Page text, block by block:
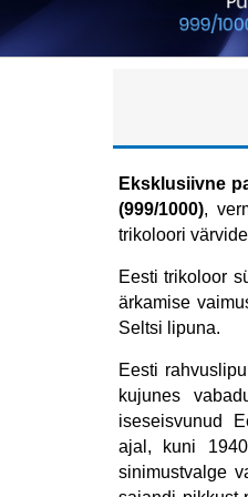
Eksklusiivne
(999/1000),
trikoloori
Eesti trikoloor
ärkamise
Seltsi lipuna.
Eesti
kujunes
iseseisvunud
ajal, kuni
sinimustvalge